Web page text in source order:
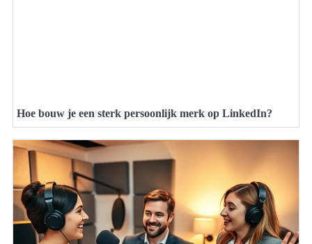
Hoe bouw je een sterk persoonlijk merk op LinkedIn?